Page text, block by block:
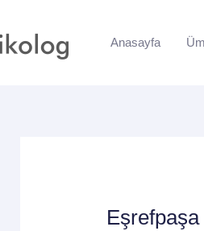
Anasayfa
dolaşımı